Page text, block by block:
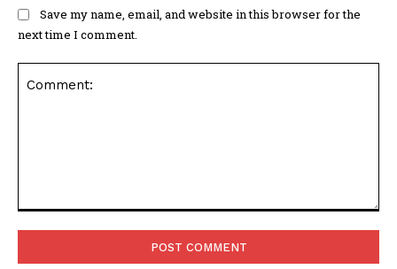
Save my name, email, and website in this browser for the
next time I comment.